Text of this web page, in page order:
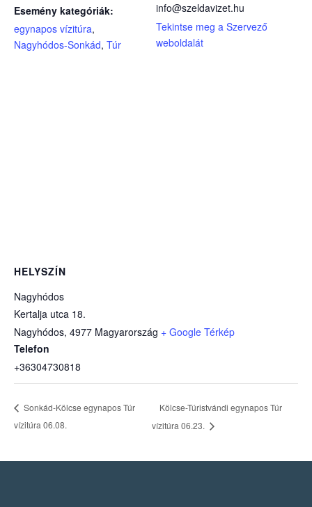
Esemény kategóriák:
egynapos vízitúra,
Nagyhódos-Sonkád, Túr
info@szeldavizet.hu
Tekintse meg a Szervező
weboldalát
HELYSZÍN
Nagyhódos
Kertalja utca 18.
Nagyhódos, 4977 Magyarország + Google Térkép
Telefon
+36304730818
Sonkád-Kölcse egynapos Túr
vízitúra 06.08.
Kölcse-Túristvándi egynapos Túr
vízitúra 06.23.